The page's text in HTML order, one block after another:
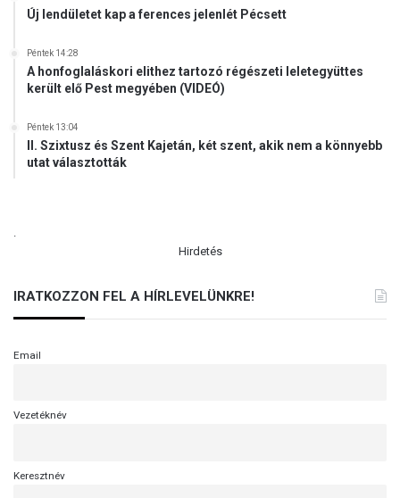
k
Új lendületet kap a ferences jelenlét Pécsett
Péntek 14:28
A honfoglaláskori elithez tartozó régészeti leletegyüttes
került elő Pest megyében (VIDEÓ)
Péntek 13:04
II. Szixtusz és Szent Kajetán, két szent, akik nem a könnyebb
utat választották
.
Hirdetés
IRATKOZZON FEL A HÍRLEVELÜNKRE!
Email
Vezetéknév
Keresztnév